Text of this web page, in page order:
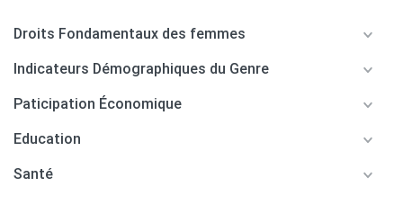
Droits Fondamentaux des femmes
Indicateurs Démographiques du Genre
Paticipation Économique
Education
Santé